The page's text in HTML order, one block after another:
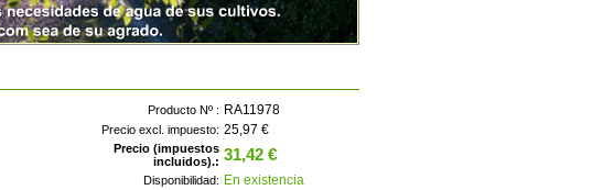
Producto Nº : RA11978
Precio excl. impuesto: 25,97 €
Precio (impuestos
incluidos).: 31,42 €
Disponibilidad: En existencia